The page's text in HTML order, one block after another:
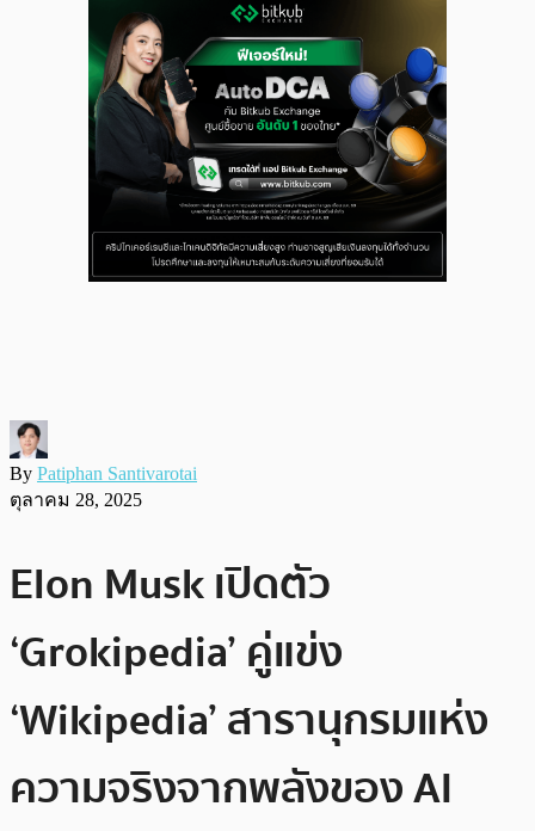
By Patiphan Santivarotai
ตุลาคม 28, 2025
Elon Musk เปิดตัว
‘Grokipedia’ คู่แข่ง
‘Wikipedia’ สารานุกรมแห่ง
ความจริงจากพลังของ AI